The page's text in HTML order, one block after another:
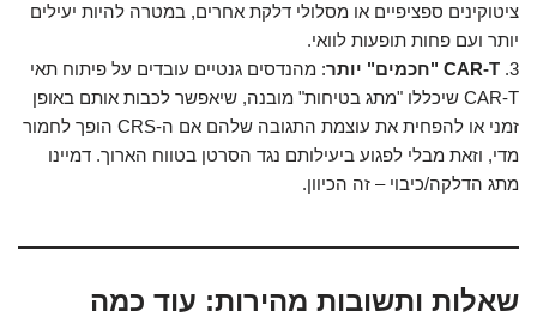
ציטוקינים ספציפיים או מסלולי דלקת אחרים, במטרה להיות יעילים
יותר ועם פחות תופעות לוואי.
3. CAR-T "חכמים" יותר
: מהנדסים גנטיים עובדים על פיתוח תאי
CAR-T שיכללו "מתג בטיחות" מובנה, שיאפשר לכבות אותם באופן
זמני או להפחית את עוצמת התגובה שלהם אם ה-CRS הופך לחמור
מדי, וזאת מבלי לפגוע ביעילותם נגד הסרטן בטווח הארוך. דמיינו
מתג הדלקה/כיבוי – זה הכיוון.
שאלות ותשובות מהירות: עוד כמה